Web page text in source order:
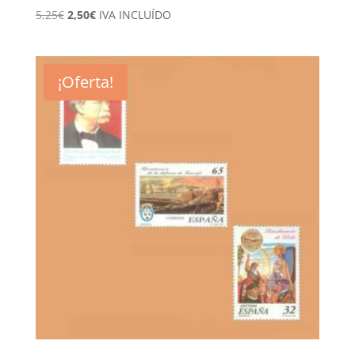
5,25€ El
5,25€.
2,50€El
2,50€.
IVA INCLUÍDO
¡Oferta!